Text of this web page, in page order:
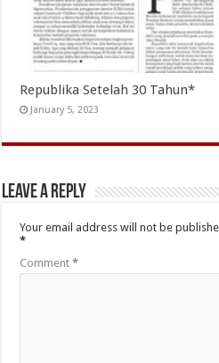
Republika Setelah 30 Tahun*
January 5, 2023
Leave a Reply
Your email address will not be
*
Comment*